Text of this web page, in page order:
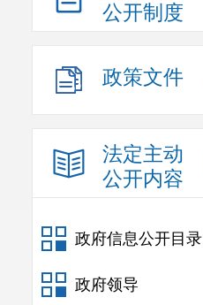
公开制度
政策文件
法定主动
公开内容
政府信息公开目录
政府领导